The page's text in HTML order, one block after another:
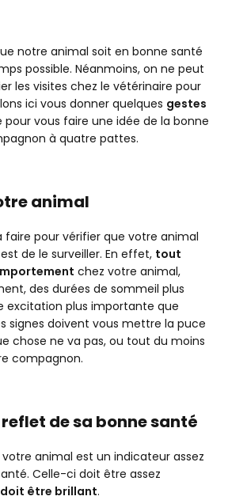
l’exercice
anti-puces et anti-vers de façon
notre animal soit en bonne santé
possible. Néanmoins, on ne peut
les visites chez le vétérinaire pour
ici vous donner quelques gestes
vous faire une idée de la bonne
à quatre pattes.
animal
faire pour vérifier que votre animal
de le surveiller. En effet, tout
chez votre animal,
des durées de sommeil plus
excitation plus importante que
signes doivent vous mettre la puce
chose ne va pas, ou tout du moins
compagnon.
reflet de sa bonne santé
votre animal est un indicateur assez
Celle-ci doit être assez
être brillant.